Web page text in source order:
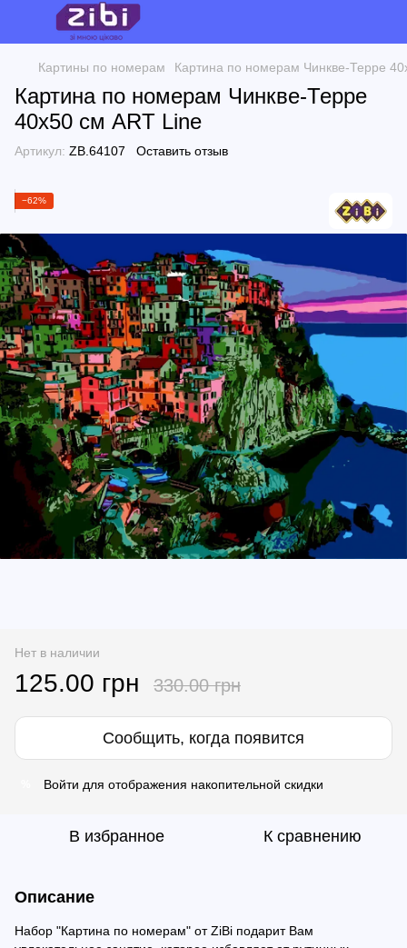
Картины по номерам Картина по номерам Чинкве-Терре
Картина по номерам Чинкве-Терре
40х50 см ART Line
Артикул: ZB.64107 Оставить отзыв
−62%
Нет в наличии
125.00 грн 330.00 грн
Сообщить, когда появится
Войти для отображения накопительной скидки
В избранное К сравнению
Описание
Набор "Картина по номерам" от ZiBi подарит Вам